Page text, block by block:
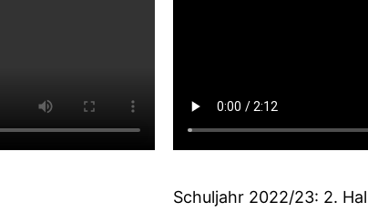
Schuljahr 2022/23: 2.